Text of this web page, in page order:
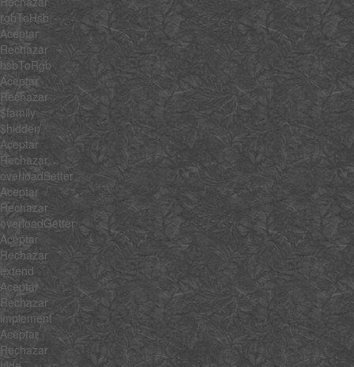
rgbToHsb
Aceptar
Rechazar
hsbToRgb
Aceptar
Rechazar
$family
$hidden
Aceptar
Rechazar
overloadSetter
Aceptar
Rechazar
overloadGetter
Aceptar
Rechazar
extend
Aceptar
Rechazar
implement
Aceptar
Rechazar